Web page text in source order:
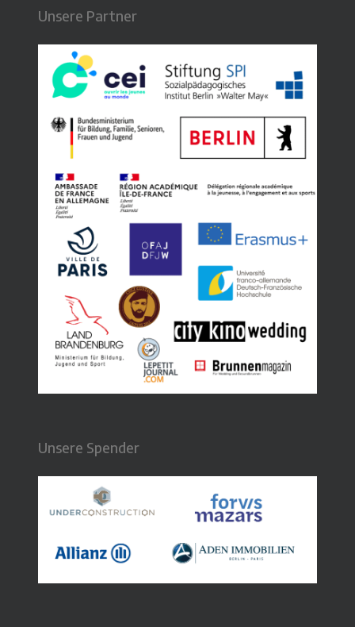
Unsere Partner
Unsere Spender